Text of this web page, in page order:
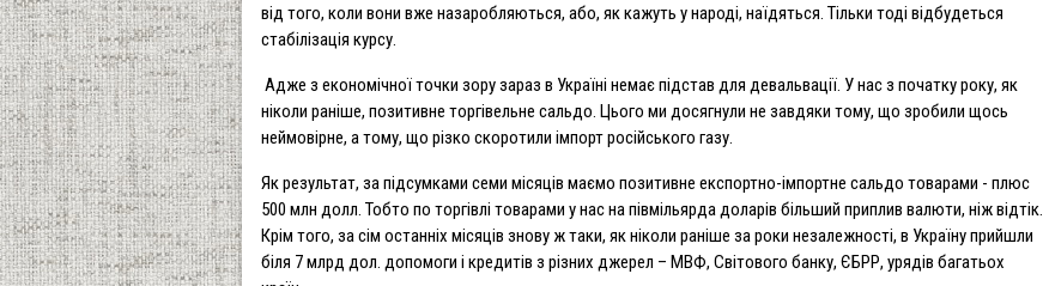
від того, коли вони вже назаробляються, або, як кажуть у народі, наїдяться. Тільки тоді відбудеться
стабілізація курсу.
Адже з економічної точки зору зараз в Україні немає підстав для девальвації. У нас з початку року, як
ніколи раніше, позитивне торгівельне сальдо. Цього ми досягнули не завдяки тому, що зробили щось
неймовірне, а тому, що різко скоротили імпорт російського газу.
Як результат, за підсумками семи місяців маємо позитивне експортно-імпортне сальдо товарами - плюс
500 млн долл. Тобто по торгівлі товарами у нас на півмільярда доларів більший приплив валюти, ніж відтік.
Крім того, за сім останніх місяців знову ж таки, як ніколи раніше за роки незалежності, в Україну прийшли
біля 7 млрд дол. допомоги і кредитів з різних джерел – МВФ, Світового банку, ЄБРР, урядів багатьох